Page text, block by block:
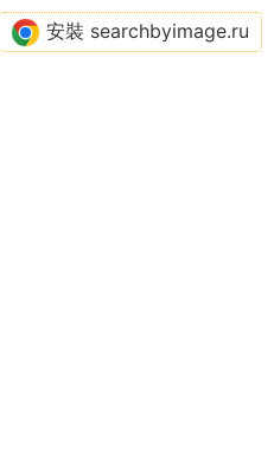
安裝 searchbyimage.ru